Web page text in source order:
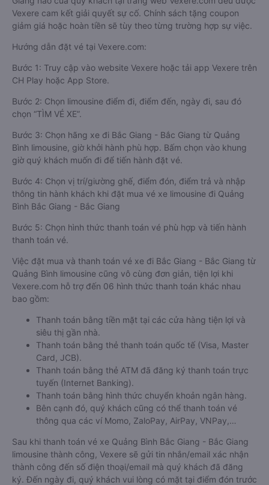
Vexere cam kết giải quyết sự cố. Chính sách tặng coupon
giảm giá hoặc hoàn tiền sẽ tùy theo từng trường hợp sự việc.
Hướng dẫn đặt vé tại Vexere.com:
Bước 1: Truy cập vào website Vexere hoặc tải app Vexere trên
CH Play hoặc App Store.
Bước 2: Chọn limousine điểm đi, điểm đến, ngày đi, sau đó
chọn “TÌM VÉ XE”.
Bước 3: Chọn hãng xe đi Bắc Giang - Bắc Giang từ Quảng
Bình limousine, giờ khởi hành phù hợp. Bấm chọn vào khung
giờ quý khách muốn đi để tiến hành đặt vé.
Bước 4: Chọn vị trí/giường ghế, điểm đón, điểm trả và nhập
thông tin hành khách khi đặt mua vé xe limousine đi Quảng
Bình Bắc Giang - Bắc Giang
Bước 5: Chọn hình thức thanh toán vé phù hợp và tiến hành
thanh toán vé.
Việc đặt mua và thanh toán vé xe đi Bắc Giang - Bắc Giang từ
Quảng Bình limousine cũng vô cùng đơn giản, tiện lợi khi
Vexere.com hỗ trợ đến 06 hình thức thanh toán khác nhau
bao gồm:
Thanh toán bằng tiền mặt tại các cửa hàng tiện lợi và
siêu thị gần nhà.
Thanh toán bằng thẻ thanh toán quốc tế (Visa, Master
Card, JCB).
Thanh toán bằng thẻ ATM đã đăng ký thanh toán trực
tuyến (Internet Banking).
Thanh toán bằng hình thức chuyển khoản ngân hàng.
Bên cạnh đó, quý khách cũng có thể thanh toán vé
thông qua các ví Momo, ZaloPay, AirPay, VNPay,…
Sau khi thanh toán vé xe Quảng Bình Bắc Giang - Bắc Giang
limousine thành công, Vexere sẽ gửi tin nhắn/email xác nhận
thành công đến số điện thoại/email mà quý khách đã đăng
ký. Đến ngày đi, quý khách vui lòng có mặt tại điểm đón trước